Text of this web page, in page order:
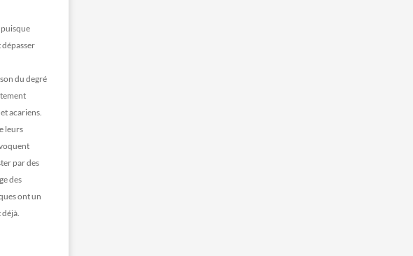
puisque
du degré
acariens.
leurs
par des
des
ont un